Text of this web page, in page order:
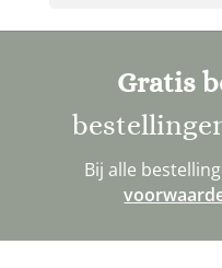
Gratis
Bij alle